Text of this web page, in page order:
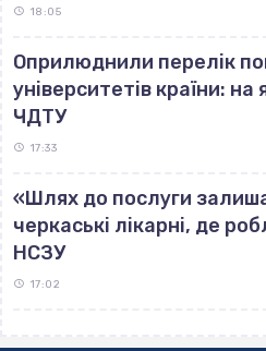
18:05
Оприлюднили перелік
університетів країни:
ЧДТУ
17:33
«Шлях до послуги
черкаські лікарні, де
НСЗУ
17:02